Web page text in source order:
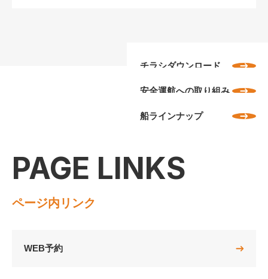
チラシダウンロード
安全運航への取り組み
船ラインナップ
PAGE LINKS
ページ内リンク
WEB予約